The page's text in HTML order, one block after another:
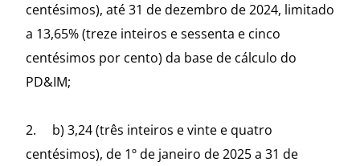
centésimos), até 31 de dezembro de 2024, limitado
a 13,65% (treze inteiros e sessenta e cinco
centésimos por cento) da base de cálculo do
PD&IM;
2. b) 3,24 (três inteiros e vinte e quatro
centésimos), de 1º de janeiro de 2025 a 31 de